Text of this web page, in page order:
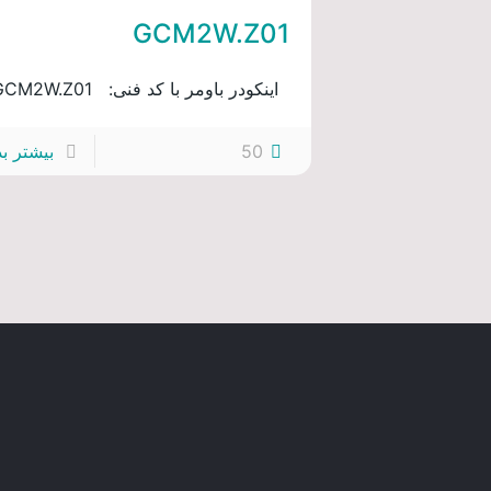
GCM2W.Z01
اینکودر باومر با کد فنی: GCM2W.Z01
50 بیشتر